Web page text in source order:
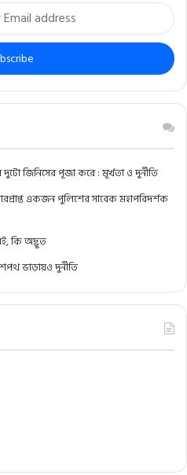
জিনিসের পূজা করে : মূর্খতা ও দুর্নীতি
একজন পুলিশের সাবেক মহাপরিদর্শক
কি অদ্ভুত
ভাড়ায়ও দুর্নীতি